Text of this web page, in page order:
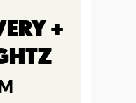
+